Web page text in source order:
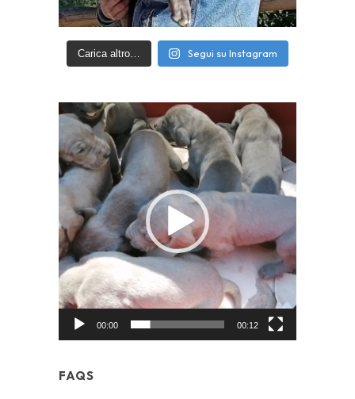
Carica altro… Segui su Instagram
Video
Player
00:00 00:12
FAQS